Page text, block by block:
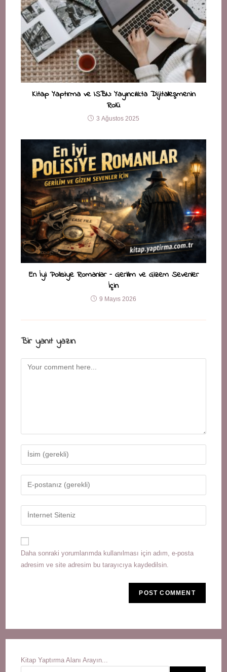
Kitap Yaptırma ve ISBN: Yayıncılıkta Dijitalleşmenin
Rolü
3 Ağustos 2025
En İyi Polisiye Romanlar – Gerilim ve Gizem Sevenler
İçin
9 Mayıs 2026
Bir yanıt yazın
Comment
Enter
your
name
comment
Enter
your
email
address
comment
Enter
your
website
URL
(optional)
Daha sonraki yorumlarımda kullanılması için adım, e-posta
adresim ve site adresim bu tarayıcıya kaydedilsin.
Kitap Yaptırma Alanı Arayın...